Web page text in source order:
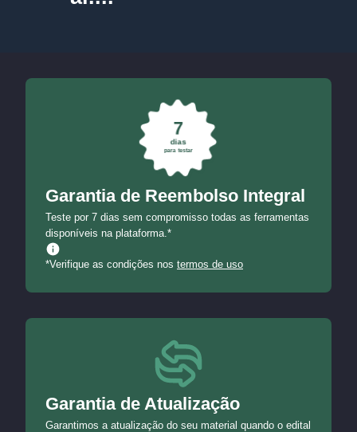
Garantia de Reembolso Integral
Teste por 7 dias sem compromisso todas as ferramentas
disponíveis na plataforma.*
*Verifique as condições nos termos de uso
7
dias
para testar
Garantia de Atualização
Garantimos a atualização do seu material quando o edital